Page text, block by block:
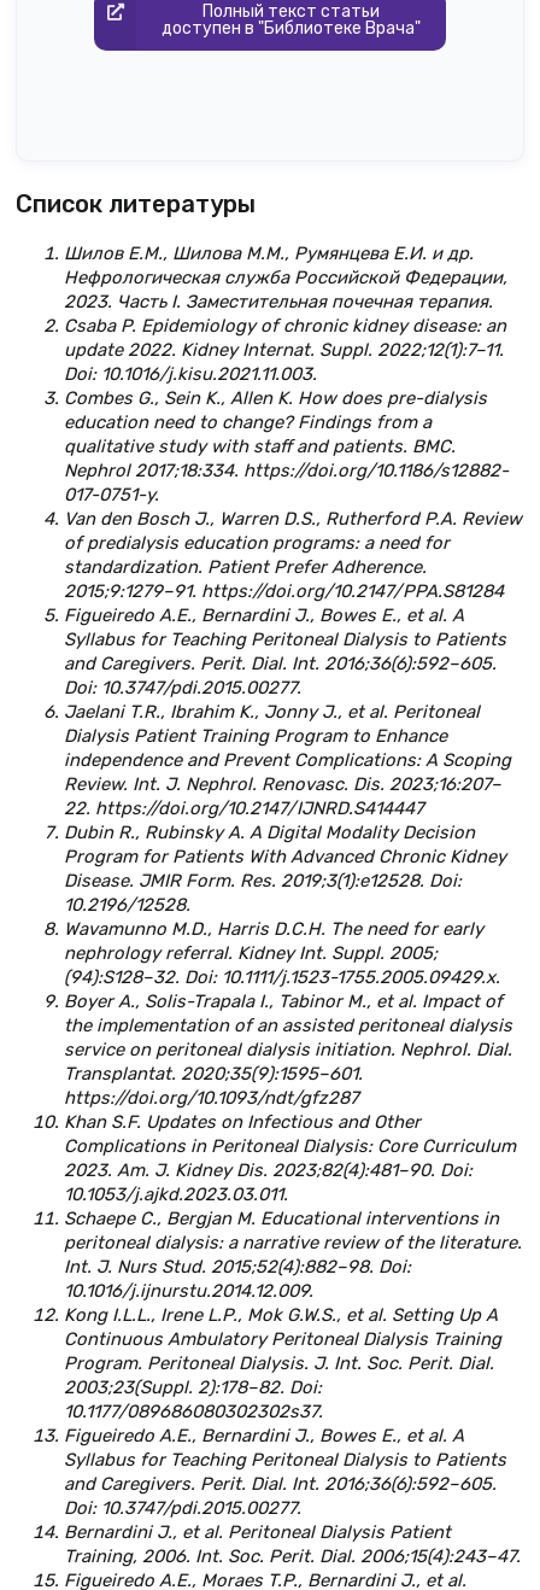
Полный текст статьи
доступен в "Библиотеке Врача"
Список литературы
Шилов Е.М., Шилова М.М., Румянцева Е.И. и др.
Нефрологическая служба Российской Федерации,
2023. Часть I. Заместительная почечная терапия.
Csaba P. Epidemiology of chronic kidney disease: an
update 2022. Kidney Internat. Suppl. 2022;12(1):7–11.
Doi: 10.1016/j.kisu.2021.11.003.
Combes G., Sein K., Allen K. How does pre-dialysis
education need to change? Findings from a
qualitative study with staff and patients. BMC.
Nephrol 2017;18:334. https://doi.org/10.1186/s12882-
017-0751-y.
Van den Bosch J., Warren D.S., Rutherford P.A. Review
of predialysis education programs: a need for
standardization. Patient Prefer Adherence.
2015;9:1279–91. https://doi.org/10.2147/PPA.S81284
Figueiredo A.E., Bernardini J., Bowes E., et al. A
Syllabus for Teaching Peritoneal Dialysis to Patients
and Caregivers. Perit. Dial. Int. 2016;36(6):592–605.
Doi: 10.3747/pdi.2015.00277.
Jaelani T.R., Ibrahim K., Jonny J., et al. Peritoneal
Dialysis Patient Training Program to Enhance
independence and Prevent Complications: A Scoping
Review. Int. J. Nephrol. Renovasc. Dis. 2023;16:207–
22. https://doi.org/10.2147/IJNRD.S414447
Dubin R., Rubinsky A. A Digital Modality Decision
Program for Patients With Advanced Chronic Kidney
Disease. JMIR Form. Res. 2019;3(1):e12528. Doi:
10.2196/12528.
Wavamunno M.D., Harris D.C.H. The need for early
nephrology referral. Kidney Int. Suppl. 2005;
(94):S128–32. Doi: 10.1111/j.1523-1755.2005.09429.x.
Boyer A., Solis-Trapala I., Tabinor M., et al. Impact of
the implementation of an assisted peritoneal dialysis
service on peritoneal dialysis initiation. Nephrol. Dial.
Transplantat. 2020;35(9):1595–601.
https://doi.org/10.1093/ndt/gfz287
Khan S.F. Updates on Infectious and Other
Complications in Peritoneal Dialysis: Core Curriculum
2023. Am. J. Kidney Dis. 2023;82(4):481–90. Doi:
10.1053/j.ajkd.2023.03.011.
Schaepe C., Bergjan M. Educational interventions in
peritoneal dialysis: a narrative review of the literature.
Int. J. Nurs Stud. 2015;52(4):882–98. Doi:
10.1016/j.ijnurstu.2014.12.009.
Kong I.L.L., Irene L.P., Mok G.W.S., et al. Setting Up A
Continuous Ambulatory Peritoneal Dialysis Training
Program. Peritoneal Dialysis. J. Int. Soc. Perit. Dial.
2003;23(Suppl. 2):178–82. Doi:
10.1177/089686080302302s37.
Figueiredo A.E., Bernardini J., Bowes E., et al. A
Syllabus for Teaching Peritoneal Dialysis to Patients
and Caregivers. Perit. Dial. Int. 2016;36(6):592–605.
Doi: 10.3747/pdi.2015.00277.
Bernardini J., et al. Peritoneal Dialysis Patient
Training, 2006. Int. Soc. Perit. Dial. 2006;15(4):243–47.
Figueiredo A.E., Moraes T.P., Bernardini J., et al.